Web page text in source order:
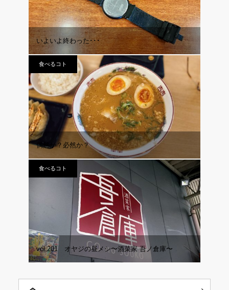
いよいよ終わった･･･
食べるコト
偶然か？必然か？
食べるコト
vol.201 オヤジの昼メシ〜酒菜家 吾ノ倉庫〜